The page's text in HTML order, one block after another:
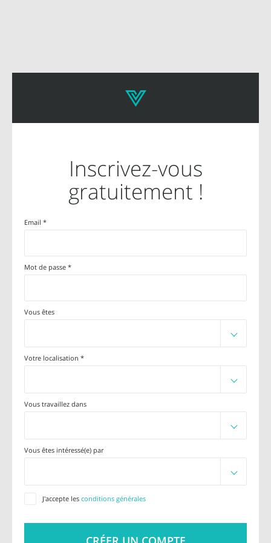
Inscrivez-vous
gratuitement !
Email *
Mot de passe *
Vous êtes
Votre localisation *
Vous travaillez dans
Vous êtes intéressé(e) par
J'accepte les conditions générales